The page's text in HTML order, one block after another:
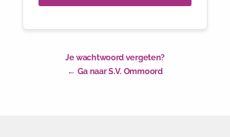
Je wachtwoord vergeten?
← Ga naar S.V. Ommoord